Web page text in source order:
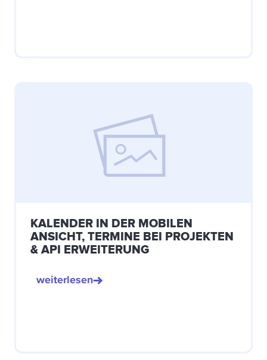
KALENDER IN DER MOBILEN
ANSICHT, TERMINE BEI PROJEKTEN
& API ERWEITERUNG
weiterlesen